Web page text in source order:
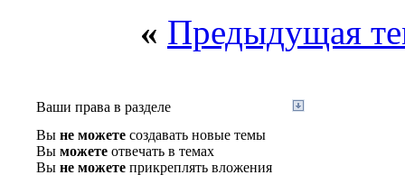
« Предыдущая
Ваши права в разделе
Вы не можете создавать новые темы
Вы можете отвечать в темах
Вы не можете прикреплять вложения